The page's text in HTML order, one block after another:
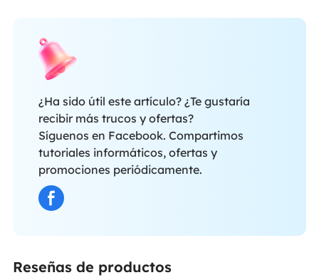
¿Ha sido útil este artículo? ¿Te gustaría
recibir más trucos y ofertas?
Síguenos en Facebook. Compartimos
tutoriales informáticos, ofertas y
promociones periódicamente.
Reseñas de productos